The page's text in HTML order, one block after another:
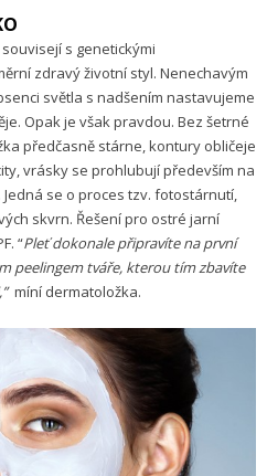
s genetickými
zdravý životní styl. Nenechavým
světla s nadšením nastavujeme
Opak je však pravdou. Bez šetrné
předčasně stárne, kontury obličeje
vrásky se prohlubují především na
se o proces tzv. fotostárnutí,
skvrn. Řešení pro ostré jarní
“Pleť dokonale připravíte na první
peelingem tváře, kterou tím zbavíte
míní dermatoložka.